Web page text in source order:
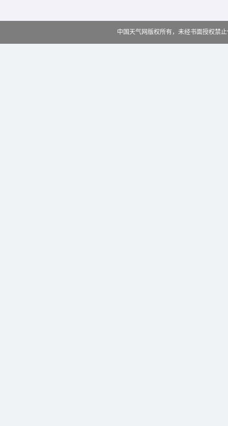
中国天气网版权所有，未经书面授权